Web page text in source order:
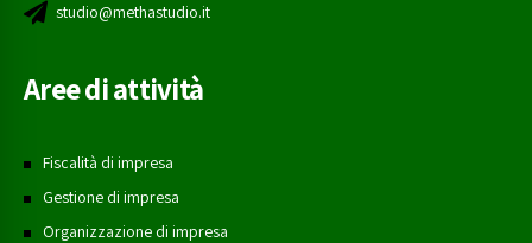
studio@methastudio.it
Aree di attività
Fiscalità di impresa
Gestione di impresa
Organizzazione di impresa